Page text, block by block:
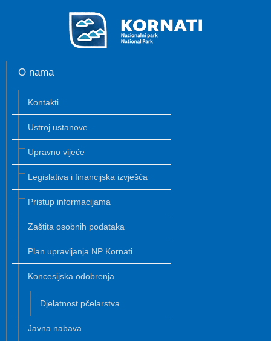
O nama
Kontakti
Ustroj ustanove
Upravno vijeće
Legislativa i financijska izvješća
Pristup informacijama
Zaštita osobnih podataka
Plan upravljanja NP Kornati
Koncesijska odobrenja
Djelatnost pčelarstva
Javna nabava